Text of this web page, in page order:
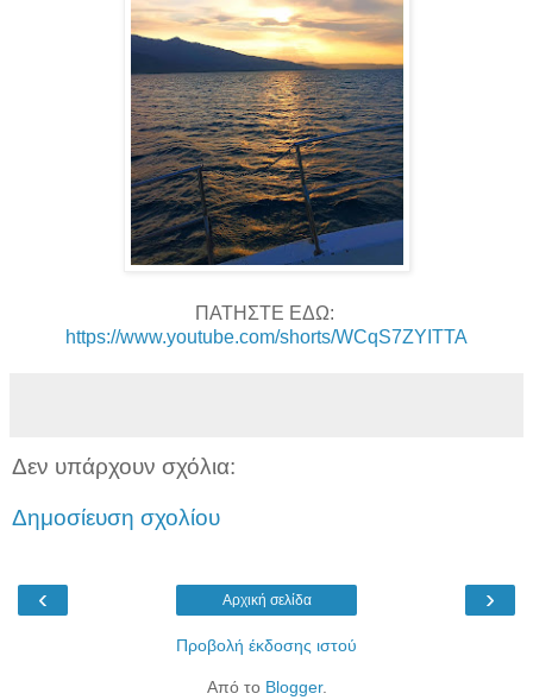
ΠΑΤΗΣΤΕ ΕΔΩ:
https://www.youtube.com/shorts/WCqS7ZYITTA
Δεν υπάρχουν σχόλια:
Δημοσίευση σχολίου
‹ ›
Αρχική σελίδα
Προβολή έκδοσης ιστού
Από το Blogger.